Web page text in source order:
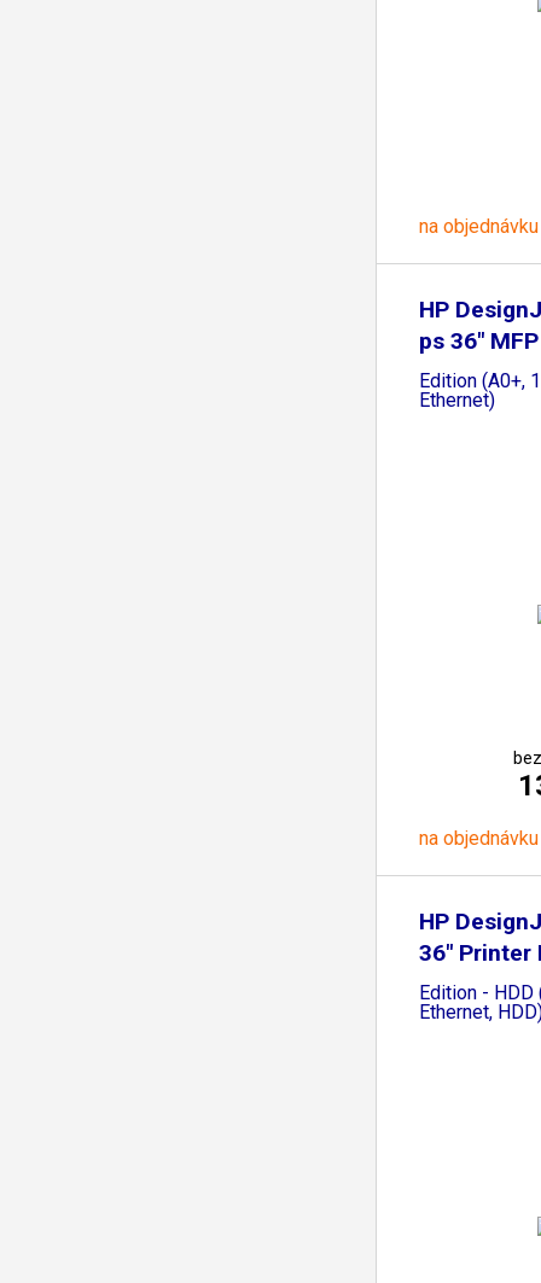
na objednávku
HP
ps 36"
Edition (A0+,
Ethernet)
na objednávku
HP
36" Printer
Edition - HDD
Ethernet,